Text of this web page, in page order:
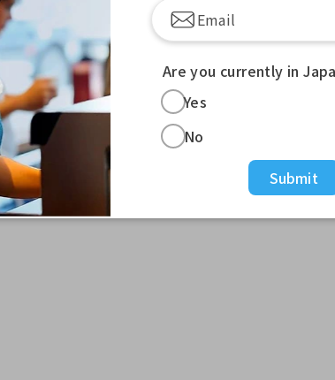
Are you currently in
Yes
No
Submit